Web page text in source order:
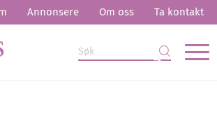
Annonsere Om oss Ta kontakt